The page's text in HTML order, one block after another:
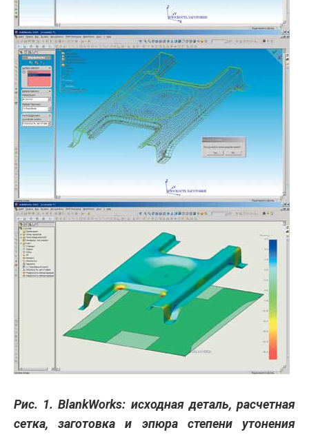
Рис. 1. BlankWorks: исходная деталь, расчетная
сетка, заготовка и эпюра степени утонения